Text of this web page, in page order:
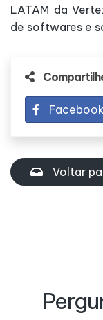
LATAM da
de softwares e
Facebook
Voltar